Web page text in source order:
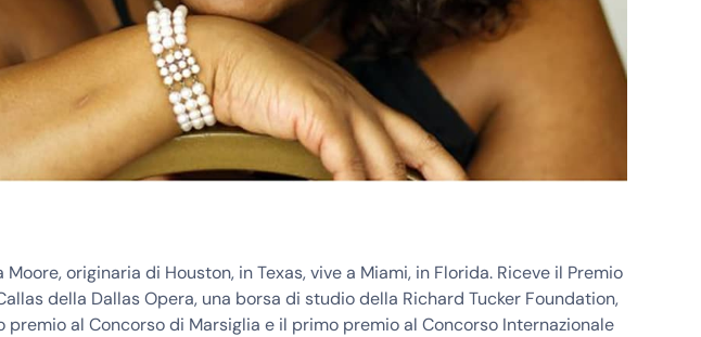
Moore, originaria di Houston, in Texas, vive a Miami, in Florida. Riceve il Premio
della Dallas Opera, una borsa di studio della Richard Tucker Foundation,
premio al Concorso di Marsiglia e il primo premio al Concorso Internazionale